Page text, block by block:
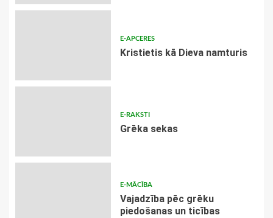
E-APCERES
Kristietis kā Dieva namturis
E-RAKSTI
Grēka sekas
E-MĀCĪBA
Vajadzība pēc grēku
piedošanas un ticības